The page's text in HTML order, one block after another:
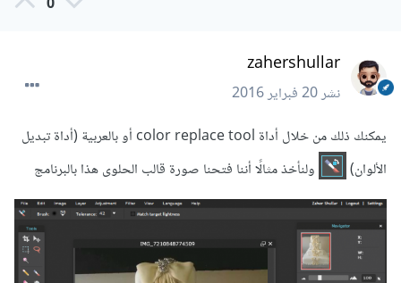
0
zahershullar
نشر20 فبراير 2016
يمكنك ذلك من خلال أداة color replace tool أو بالعربية (أداة تبديل
الألوان)
ولنأخذ مثالًا أننا فتحنا صورة قالب الحلوى هذا بالبرنامج